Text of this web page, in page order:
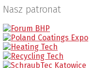
Nasz patronat